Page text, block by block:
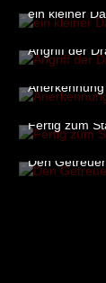
ein kleiner
7.
Angriff der
7.
Anerkennung
7.
Fertig zum
7.
Den
7.